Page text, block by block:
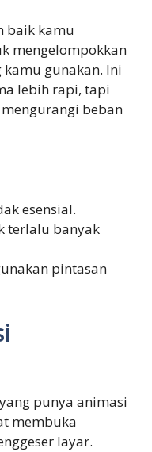
baik kamu
mengelompokkan
gunakan. Ini
lebih rapi, tapi
beban
esensial.
terlalu banyak
pintasan
punya animasi
membuka
layar.